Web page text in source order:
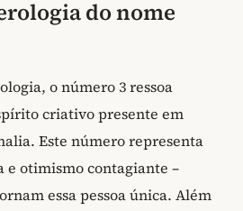
do nome
o número 3 ressoa
criativo presente em
Este número representa
e otimismo contagiante –
essa pessoa única. Além